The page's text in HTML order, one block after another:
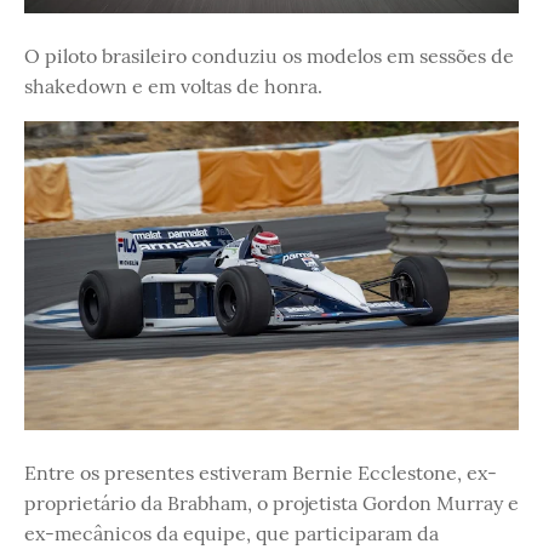
O piloto brasileiro conduziu os modelos em sessões de
shakedown e em voltas de honra.
Entre os presentes estiveram Bernie Ecclestone, ex-
proprietário da Brabham, o projetista Gordon Murray e
ex-mecânicos da equipe, que participaram da